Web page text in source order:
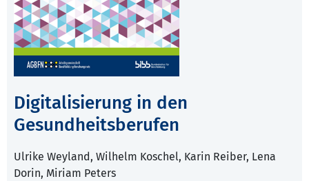
Digitalisierung in den
Gesundheitsberufen
Ulrike Weyland, Wilhelm Koschel, Karin Reiber, Lena
Dorin, Miriam Peters